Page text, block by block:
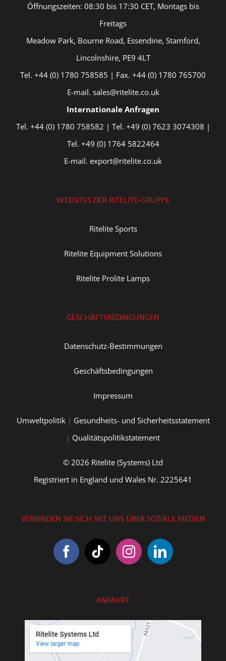
Öffnungszeiten: 08:30 bis 17:30 CET, Montags bis
Freitags
Meadow Park, Bourne Road, Essendine, Stamford,
Lincolnshire, PE9 4LT
Tel. +44 (0) 1780 758585 | Fax. +44 (0) 1780 765700
E-mail. sales@ritelite.co.uk
Internationale Anfragen
Tel. +44 (0) 1780 758582 | Tel. +49 (0) 7623 3074308 |
Tel. +49 (0) 1764 5822464
E-mail. export@ritelite.co.uk
WEBSITES DER RITELITE-GRUPPE
Ritelite Sports
Ritelite Equipment Solutions
Ritelite Prolite Lamps
GESCHÄFTSBEDINGUNGEN
Datenschutz-Bestimmungen
Geschäftsbedingungen
Impressum
Umweltpolitik| Gesundheits- und Sicherheitsstatement
| Qualitätspolitikstatement
© 2026 Ritelite (Systems) Ltd
Registriert in England und Wales Nr. 2225641
VERBINDEN SIE SICH MIT UNS ÜBER SOZIALE MEDIEN
ANFAHRT